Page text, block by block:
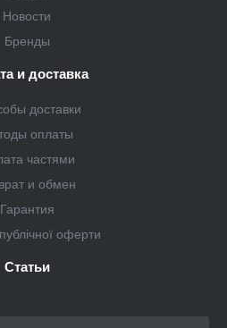
Новости
Бренды
и доставка
доставки
оплаты
частями
и обмен
Гарантия
оферти
Статьи